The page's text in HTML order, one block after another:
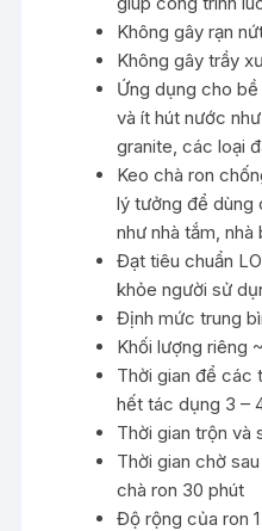
Không gây rạn
Không gây trầy
Ứng dụng cho
và ít hút nước
granite, các loại
Keo chà ron
lý tưởng để dùng
như nhà tắm,
Đạt tiêu chuẩn
khỏe người sử
Định mức trung
Khối lượng riêng
Thời gian để các
hết tác dụng 3 –
Thời gian trộn và
Thời gian chờ
chà ron 30 phút
Độ rộng của ron